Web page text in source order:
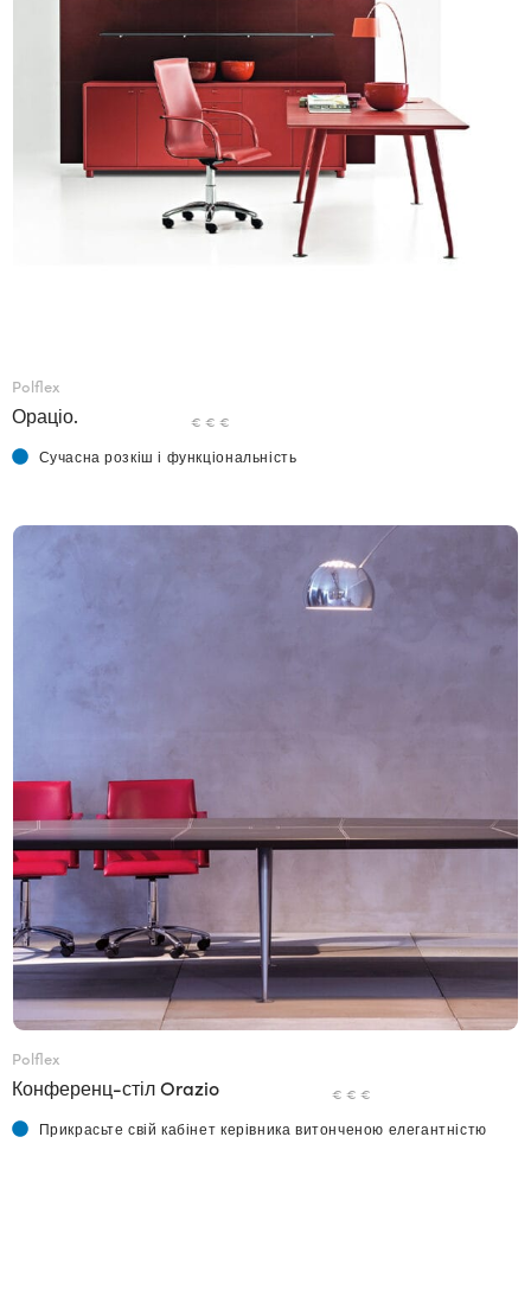
Polflex
Ораціо. € € €
Сучасна розкіш і функціональність
Polflex
Конференц-стіл Orazio € € €
Прикрасьте свій кабінет керівника витонченою елегантністю